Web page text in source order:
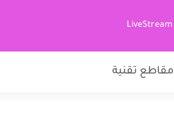
LiveStream
مقاطع تقنية